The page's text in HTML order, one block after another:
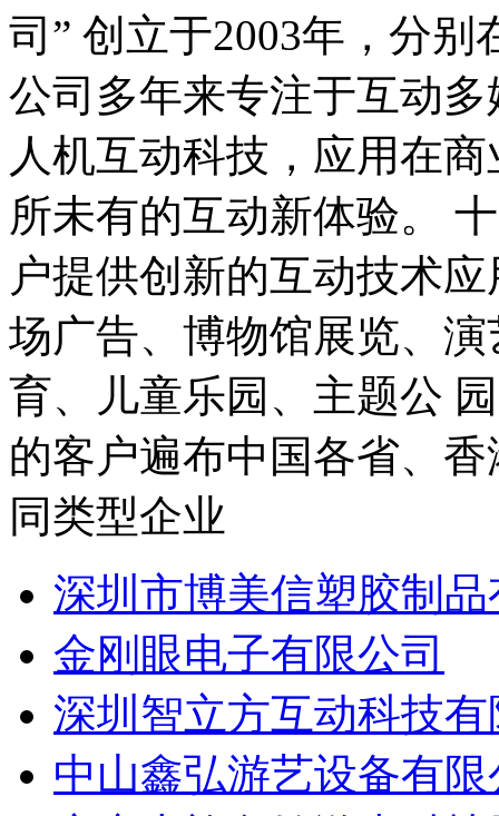
司” 创立于2003年，分
公司多年来专注于互动
人机互动科技，应用在
所未有的互动新体验。
户提供创新的互动技术
场广告、博物馆展览、
育、儿童乐园、主题公
的客户遍布中国各省、
同类型企业
深圳市博美信塑胶制
金刚眼电子有限公司
深圳智立方互动科技
中山鑫弘游艺设备有限